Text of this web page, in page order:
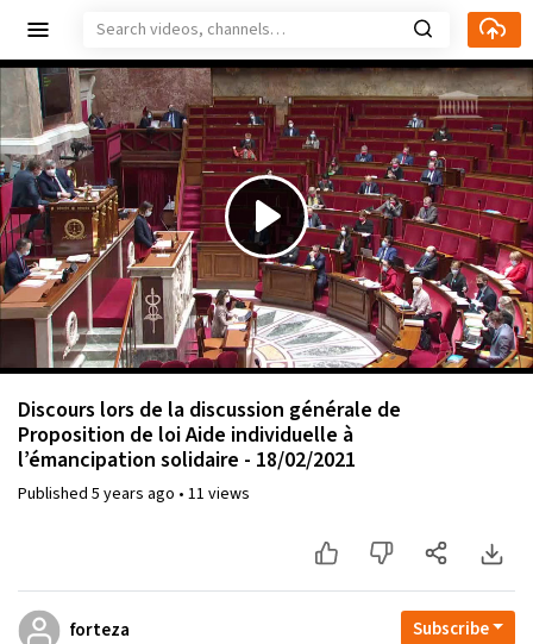
Play
Video
Discours lors de la discussion générale de
Proposition de loi Aide individuelle à
l’émancipation solidaire - 18/02/2021
Published 5 years ago • 11 views
forteza Subscribe